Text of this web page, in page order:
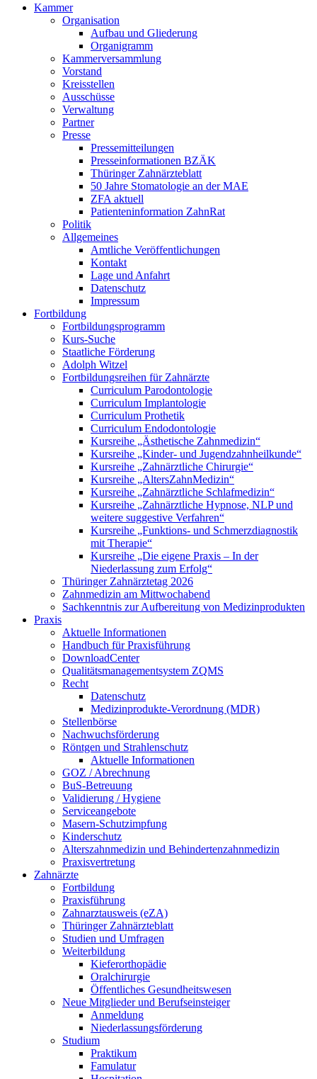
Kammer
Organisation
Aufbau und Gliederung
Organigramm
Kammerversammlung
Vorstand
Kreisstellen
Ausschüsse
Verwaltung
Partner
Presse
Pressemitteilungen
Presseinformationen BZÄK
Thüringer Zahnärzteblatt
50 Jahre Stomatologie an der MAE
ZFA aktuell
Patienteninformation ZahnRat
Politik
Allgemeines
Amtliche Veröffentlichungen
Kontakt
Lage und Anfahrt
Datenschutz
Impressum
Fortbildung
Fortbildungsprogramm
Kurs-Suche
Staatliche Förderung
Adolph Witzel
Fortbildungsreihen für Zahnärzte
Curriculum Parodontologie
Curriculum Implantologie
Curriculum Prothetik
Curriculum Endodontologie
Kursreihe „Ästhetische Zahnmedizin“
Kursreihe „Kinder- und Jugendzahnheilkunde“
Kursreihe „Zahnärztliche Chirurgie“
Kursreihe „AltersZahnMedizin“
Kursreihe „Zahnärztliche Schlafmedizin“
Kursreihe „Zahnärztliche Hypnose, NLP und
weitere suggestive Verfahren“
Kursreihe „Funktions- und Schmerzdiagnostik
mit Therapie“
Kursreihe „Die eigene Praxis – In der
Niederlassung zum Erfolg“
Thüringer Zahnärztetag 2026
Zahnmedizin am Mittwochabend
Sachkenntnis zur Aufbereitung von Medizinprodukten
Praxis
Aktuelle Informationen
Handbuch für Praxisführung
DownloadCenter
Qualitätsmanagementsystem ZQMS
Recht
Datenschutz
Medizinprodukte-Verordnung (MDR)
Stellenbörse
Nachwuchsförderung
Röntgen und Strahlenschutz
Aktuelle Informationen
GOZ / Abrechnung
BuS-Betreuung
Validierung / Hygiene
Serviceangebote
Masern-Schutzimpfung
Kinderschutz
Alterszahnmedizin und Behindertenzahnmedizin
Praxisvertretung
Zahnärzte
Fortbildung
Praxisführung
Zahnarztausweis (eZA)
Thüringer Zahnärzteblatt
Studien und Umfragen
Weiterbildung
Kieferorthopädie
Oralchirurgie
Öffentliches Gesundheitswesen
Neue Mitglieder und Berufseinsteiger
Anmeldung
Niederlassungsförderung
Studium
Praktikum
Famulatur